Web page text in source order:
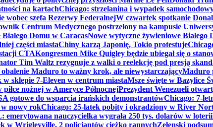
na kartachChicago: strzelanina i wypadek
wobec szefa Rezerwy FederalnejW czwartek spotkanie
Centrum Medycznego postrzelony na kampusie
Domu w CaracasNowe wytyczne żywieniowe Białego
części miastaChiny karzą Japonię, Tokio protestuje
CTAKongresmen Mike Quigley będzie ubiegał się o
Tim Waltz rezygnuje z walki o reelekcję pod presją
Maduro to ważny krok, ale niewystarczającyMaduro
sklepie 7-Eleven w centrum miastaMsze święte w Bazylice
nożnej w Ameryce PółnocnejPrezydent Wenezueli
gotowe do wsparcia irańskich demonstrantówChicago: 7-
w nowy rokChicago: 25-latek pobity i okradziony w River
emerytowana nauczycielka wygrała 250 tys. dolarów w loterii
w Wrigleyville, 2 policjantów ciężko rannychZełenski